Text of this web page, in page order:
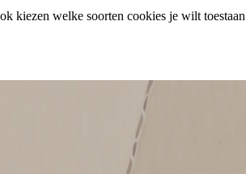
kiezen welke soorten cookies je wilt